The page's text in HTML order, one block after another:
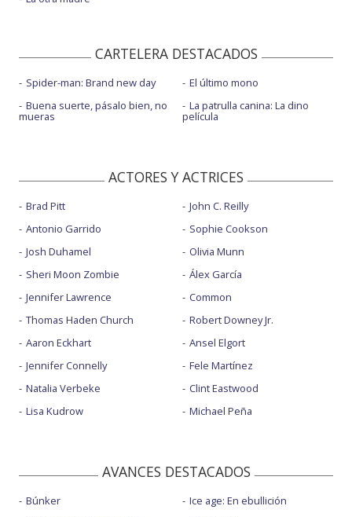
CARTELERA DESTACADOS
Spider-man: Brand new day
Buena suerte, pásalo bien, no
mueras
El último mono
La patrulla canina: La dino
película
ACTORES Y ACTRICES
Brad Pitt
Antonio Garrido
Josh Duhamel
Sheri Moon Zombie
Jennifer Lawrence
Thomas Haden Church
Aaron Eckhart
Jennifer Connelly
Natalia Verbeke
Lisa Kudrow
John C. Reilly
Sophie Cookson
Olivia Munn
Álex García
Common
Robert Downey Jr.
Ansel Elgort
Fele Martínez
Clint Eastwood
Michael Peña
AVANCES DESTACADOS
Búnker
Ice age: En ebullición